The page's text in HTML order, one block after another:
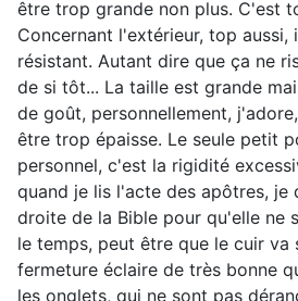
être trop grande non plus. C'est
Concernant l'extérieur, top aussi,
résistant. Autant dire que ça ne
de si tôt... La taille est grande
de goût, personnellement,
être trop épaisse. Le seule petit
personnel, c'est la rigidité
quand je lis l'acte des apôtres, je
droite de la Bible pour qu'elle ne
le temps, peut être que le cuir va
fermeture éclaire de très bonne
les onglets, qui ne sont pas